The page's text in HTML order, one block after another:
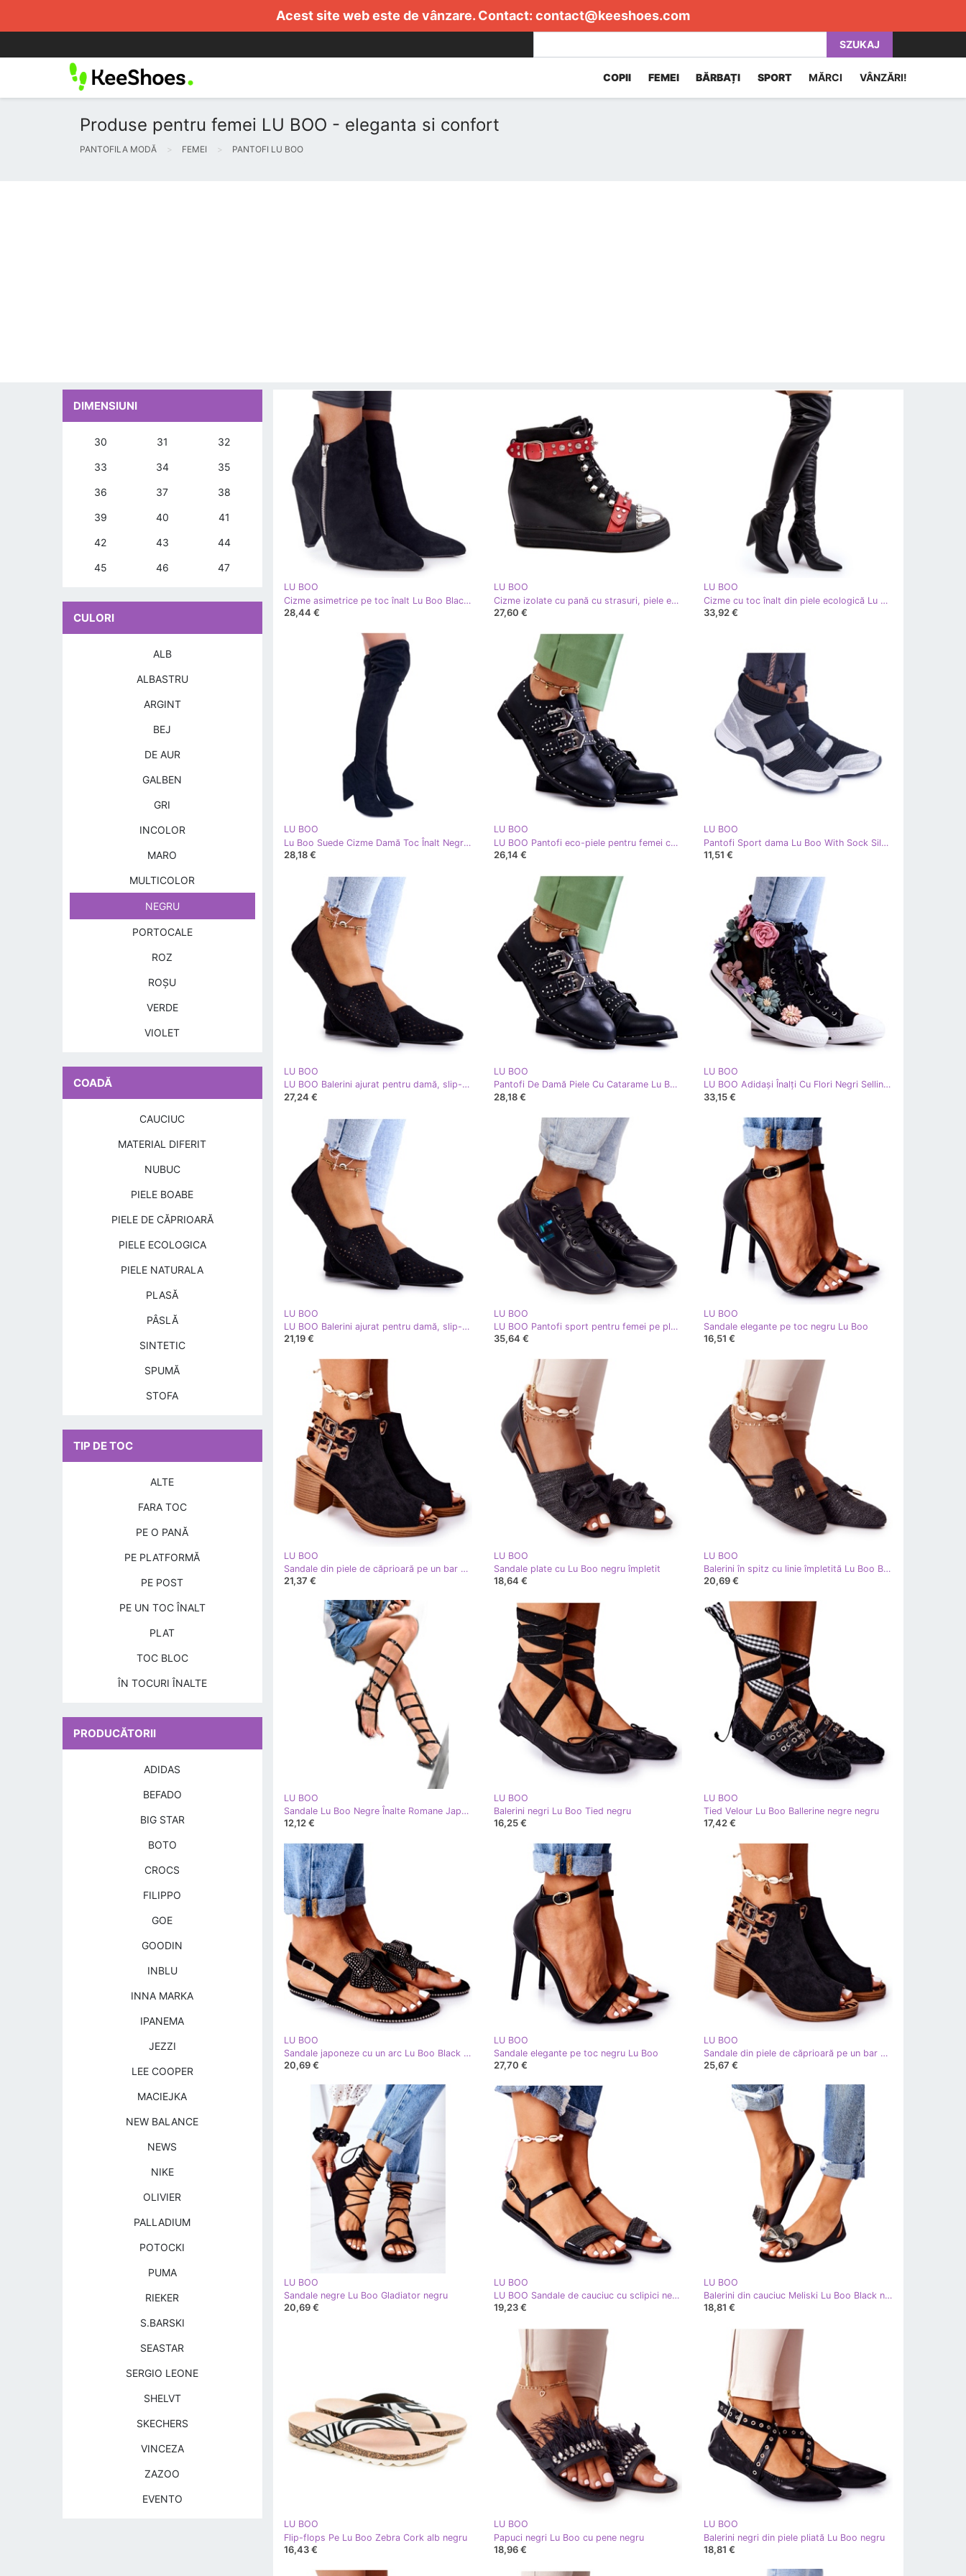
Acest site web este de vânzare. Contact: contact@keeshoes.com
SZUKAJ
COPII FEMEI BĂRBAȚI SPORT MĂRCI VÂNZĂRI!
Produse pentru femei LU BOO - eleganta si confort
PANTOFILA MODĂ FEMEI PANTOFI LU BOO
LU BOO
Cizme asimetrice pe toc înalt Lu Boo Black negru
28,44 €
LU BOO
Cizme izolate cu pană cu strasuri, piele ecologică Lu Boo, neagră negru
27,60 €
LU BOO
Cizme cu toc înalt din piele ecologică Lu Boo, negre negru
33,92 €
LU BOO
Lu Boo Suede Cizme Damă Toc Înalt Negru Tamar
28,18 €
LU BOO
LU BOO Pantofi eco-piele pentru femei cu catarame și știfturi negre negru
26,14 €
LU BOO
Pantofi Sport dama Lu Boo With Sock Silver Glitter Phantom HT9022 negru argint
11,51 €
LU BOO
LU BOO Balerini ajurat pentru damă, slip-on, Black Rosario negru
27,24 €
LU BOO
Pantofi De Damă Piele Cu Catarame Lu Boo Negru
28,18 €
LU BOO
LU BOO Adidași Înalți Cu Flori Negri Sellin negru
33,15 €
LU BOO
LU BOO Balerini ajurat pentru damă, slip-on, Black Rosario negru
21,19 €
LU BOO
LU BOO Pantofi sport pentru femei pe platformă neagră negru
35,64 €
LU BOO
Sandale elegante pe toc negru Lu Boo
16,51 €
LU BOO
Sandale din piele de căprioară pe un bar Lu Boo Leopard negru maro
21,37 €
LU BOO
Sandale plate cu Lu Boo negru împletit
18,64 €
LU BOO
Balerini în spitz cu linie împletită Lu Boo Black negru
20,69 €
LU BOO
Sandale Lu Boo Negre Înalte Romane Japoneze Harona negru
12,12 €
LU BOO
Balerini negri Lu Boo Tied negru
16,25 €
LU BOO
Tied Velour Lu Boo Ballerine negre negru
17,42 €
LU BOO
Sandale japoneze cu un arc Lu Boo Black negru
20,69 €
LU BOO
Sandale elegante pe toc negru Lu Boo
27,70 €
LU BOO
Sandale din piele de căprioară pe un bar Lu Boo Leopard negru maro
25,67 €
LU BOO
Sandale negre Lu Boo Gladiator negru
20,69 €
LU BOO
LU BOO Sandale de cauciuc cu sclipici negru Beach Time
19,23 €
LU BOO
Balerini din cauciuc Meliski Lu Boo Black negru
18,81 €
LU BOO
Flip-flops Pe Lu Boo Zebra Cork alb negru
16,43 €
LU BOO
Papuci negri Lu Boo cu pene negru
18,96 €
LU BOO
Balerini negri din piele pliată Lu Boo negru
18,81 €
DIMENSIUNI
30 31 32
33 34 35
36 37 38
39 40 41
42 43 44
45 46 47
CULORI
ALB
ALBASTRU
ARGINT
BEJ
DE AUR
GALBEN
GRI
INCOLOR
MARO
MULTICOLOR
NEGRU
PORTOCALE
ROZ
ROŞU
VERDE
VIOLET
COADĂ
CAUCIUC
MATERIAL DIFERIT
NUBUC
PIELE BOABE
PIELE DE CĂPRIOARĂ
PIELE ECOLOGICA
PIELE NATURALA
PLASĂ
PÂSLĂ
SINTETIC
SPUMĂ
STOFA
TIP DE TOC
ALTE
FARA TOC
PE O PANĂ
PE PLATFORMĂ
PE POST
PE UN TOC ÎNALT
PLAT
TOC BLOC
ÎN TOCURI ÎNALTE
PRODUCĂTORII
ADIDAS
BEFADO
BIG STAR
BOTO
CROCS
FILIPPO
GOE
GOODIN
INBLU
INNA MARKA
IPANEMA
JEZZI
LEE COOPER
MACIEJKA
NEW BALANCE
NEWS
NIKE
OLIVIER
PALLADIUM
POTOCKI
PUMA
RIEKER
S.BARSKI
SEASTAR
SERGIO LEONE
SHELVT
SKECHERS
VINCEZA
ZAZOO
EVENTO